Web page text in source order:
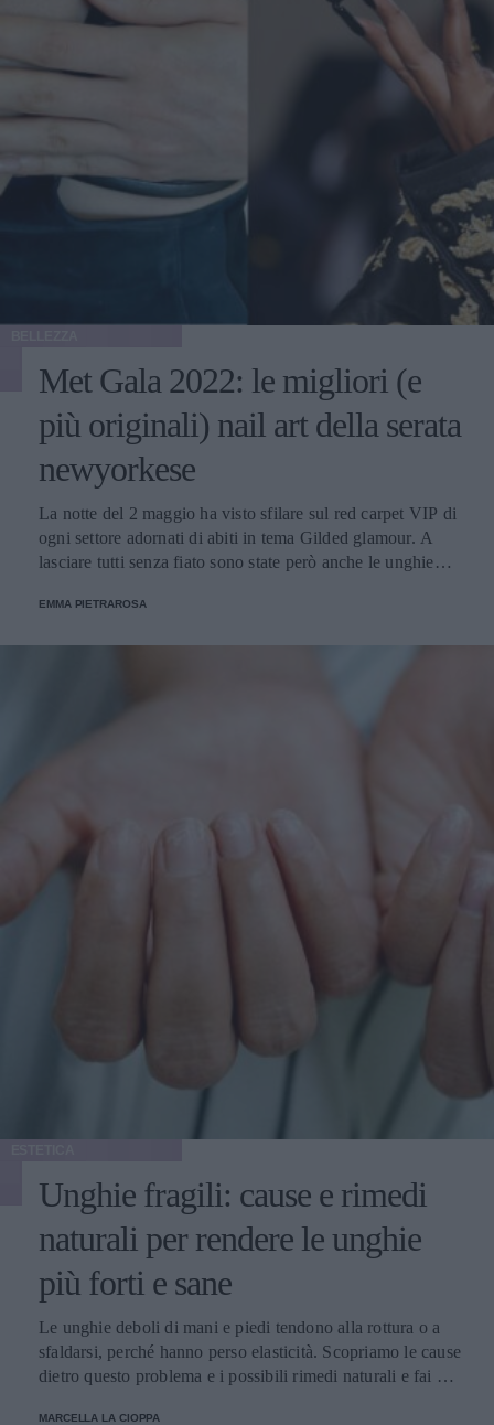
Met Gala 2022: le migliori (e
più originali) nail art della serata
newyorkese
La notte del 2 maggio ha visto sfilare sul red carpet VIP di
ogni settore adornati di abiti in tema Gilded glamour. A
lasciare tutti senza fiato sono state però anche le unghie
EMMA PIETRAROSA
Unghie fragili: cause e rimedi
naturali per rendere le unghie
più forti e sane
Le unghie deboli di mani e piedi tendono alla rottura o a
sfaldarsi, perché hanno perso elasticità. Scopriamo le cause
dietro questo problema e i possibili rimedi naturali e fai da
MARCELLA LA CIOPPA